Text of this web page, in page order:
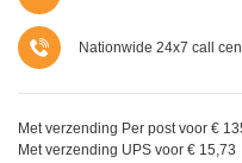
Nationwide 24x7 call
Met verzending Per post voor €
Met verzending UPS voor € 15,73